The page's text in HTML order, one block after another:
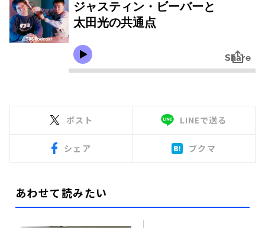
ポスト LINEで送る
シェア ブクマ
あわせて読みたい